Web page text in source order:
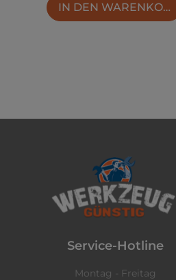
IN DEN WARENKORB
Service-Hotline
Montag - Freitag